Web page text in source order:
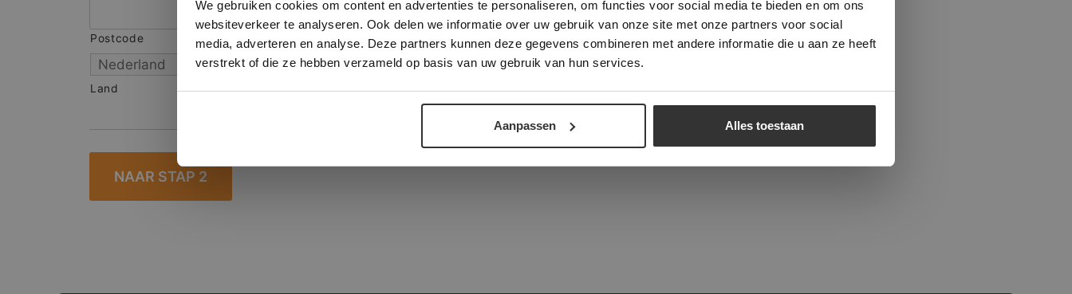
We gebruiken cookies om content en advertenties te personaliseren, om functies voor social media te bieden en om ons
websiteverkeer te analyseren. Ook delen we informatie over uw gebruik van onze site met onze partners voor social
media, adverteren en analyse. Deze partners kunnen deze gegevens combineren met andere informatie die u aan ze heeft
verstrekt of die ze hebben verzameld op basis van uw gebruik van hun services.
Aanpassen Alles toestaan
Postcode Stad
Land
verder
ALLES ACCEPTEREN ALLES AFWIJZEN